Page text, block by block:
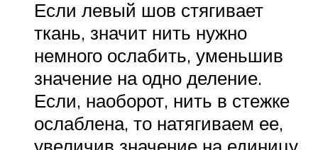
Если левый шов стягивает
ткань, значит нить нужно
немного ослабить, уменьшив
значение на одно деление.
Если, наоборот, нить в стежке
ослаблена, то натягиваем ее,